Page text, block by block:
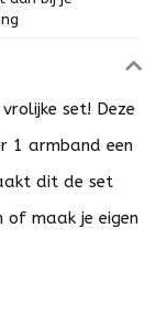
set! Deze
1 armband een
dit de set
of maak je eigen